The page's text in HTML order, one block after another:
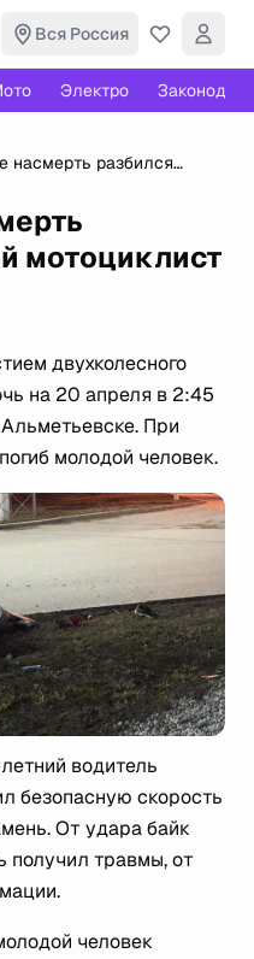
Вся Россия
Электро
насмерть разбился
мотоциклист
двухколесного
на 20 апреля в 2:45
При
молодой человек.
водитель
безопасную скорость
От удара байк
получил травмы, от
человек